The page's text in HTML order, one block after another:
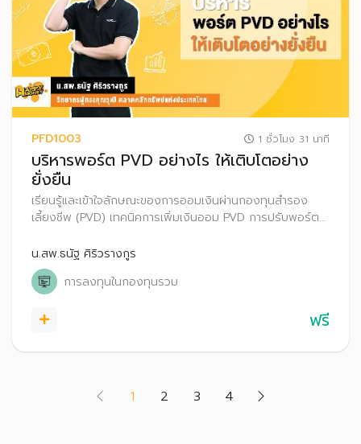
PFD1003 1 ชั่วโมง 31 นาที
บริหารพอร์ต PVD อย่างไร ให้เติบโตอย่าง
ยั่งยืน
เรียนรู้และเข้าใจลักษณะของการออมเงินผ่านกองทุนสำรอง
เลี้ยงชีพ (PVD) เทคนิคการเพิ่มเงินออม PVD การปรับพอร์ต
อายุหรือออกจากกองทุนสำรองเลี้ยงชีพ
น.สพ.ธนัฐ ศิริวรางกูร
การลงทุนในกองทุนรวม
ฟรี
1(current)
2 3 4